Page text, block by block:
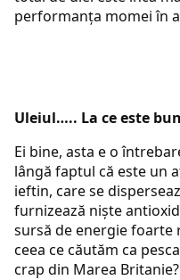
performanța momei în
Uleiul….. La ce este
Ei bine, asta e o
lângă faptul că este un
ieftin, care se
furnizează niște
sursă de energie foarte
ceea ce căutăm ca
crap din Marea Britanie?